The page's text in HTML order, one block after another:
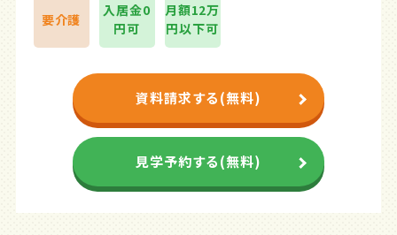
要介護
入居金0
円可
月額12万
円以下可
資料請求する(無料)
見学予約する(無料)